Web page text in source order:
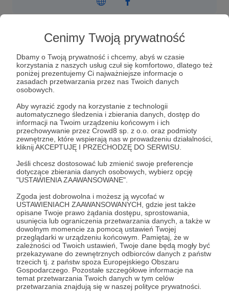
Cenimy Twoją prywatność
Dbamy o Twoją prywatność i chcemy, abyś w czasie
korzystania z naszych usług czuł się komfortowo, dlatego też
poniżej prezentujemy Ci najważniejsze informacje o
zasadach przetwarzania przez nas Twoich danych
osobowych.
Aby wyrazić zgody na korzystanie z technologii
automatycznego śledzenia i zbierania danych, dostęp do
informacji na Twoim urządzeniu końcowym i ich
przechowywanie przez Crowd8 sp. z o.o. oraz podmioty
zewnętrzne, które wspierają nas w prowadzeniu działalności,
kliknij AKCEPTUJĘ I PRZECHODZĘ DO SERWISU.
Jeśli chcesz dostosować lub zmienić swoje preferencje
dotyczące zbierania danych osobowych, wybierz opcję
"USTAWIENIA ZAAWANSOWANE".
Zgoda jest dobrowolna i możesz ją wycofać w
USTAWIENIACH ZAAWANSOWANYCH, gdzie jest także
opisane Twoje prawo żądania dostępu, sprostowania,
usunięcia lub ograniczenia przetwarzania danych, a także w
dowolnym momencie za pomocą ustawień Twojej
przeglądarki w urządzeniu końcowym. Pamiętaj, że w
zależności od Twoich ustawień, Twoje dane będą mogły być
przekazywane do zewnętrznych odbiorców danych z państw
trzecich tj. z państw spoza Europejskiego Obszaru
Gospodarczego. Pozostałe szczegółowe informacje na
temat przetwarzania Twoich danych w tym celów
przetwarzania znajdują się w naszej polityce prywatności.
Celem Stowarzyszenia jest inicjowanie,
wspieranie, prowadzenie oraz współudział we
wszelkich działaniach dążących do rozwoju
ze szczególnym uwzględnieniem lokalnych,
regionalnych i ogólnokrajowych przedsięwzięć w
zakresie:
edukacji i przedsiębiorczości
kultury i dziedzictwa kulturowego
ochrony zdrowia
aktywizacji zawodowej i zatrudnienia
integracji, innowacji społecznych i spójności
społecznej
zabezpieczenia społecznego i pomocy
społecznej, prewencji i zwalczania zjawisk
patologii
ochrony środowiska naturalnego i ochrony
dziedzictwa przyrodniczego
turystyki i sportu